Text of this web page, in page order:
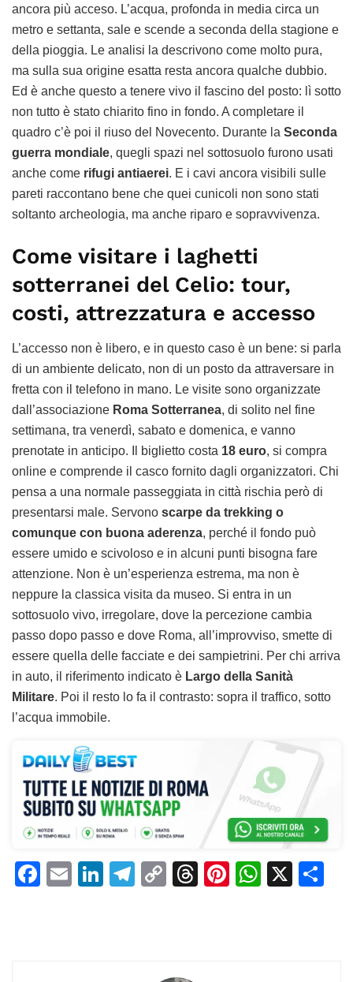
ancora più acceso. L’acqua, profonda in media circa un
metro e settanta, sale e scende a seconda della stagione e
della pioggia. Le analisi la descrivono come molto pura,
ma sulla sua origine esatta resta ancora qualche dubbio.
Ed è anche questo a tenere vivo il fascino del posto: lì sotto
non tutto è stato chiarito fino in fondo. A completare il
quadro c’è poi il riuso del Novecento. Durante la Seconda
guerra mondiale, quegli spazi nel sottosuolo furono usati
anche come rifugi antiaerei. E i cavi ancora visibili sulle
pareti raccontano bene che quei cunicoli non sono stati
soltanto archeologia, ma anche riparo e sopravvivenza.
Come visitare i laghetti
sotterranei del Celio: tour,
costi, attrezzatura e accesso
L’accesso non è libero, e in questo caso è un bene: si parla
di un ambiente delicato, non di un posto da attraversare in
fretta con il telefono in mano. Le visite sono organizzate
dall’associazione Roma Sotterranea, di solito nel fine
settimana, tra venerdì, sabato e domenica, e vanno
prenotate in anticipo. Il biglietto costa 18 euro, si compra
online e comprende il casco fornito dagli organizzatori. Chi
pensa a una normale passeggiata in città rischia però di
presentarsi male. Servono scarpe da trekking o
comunque con buona aderenza, perché il fondo può
essere umido e scivoloso e in alcuni punti bisogna fare
attenzione. Non è un’esperienza estrema, ma non è
neppure la classica visita da museo. Si entra in un
sottosuolo vivo, irregolare, dove la percezione cambia
passo dopo passo e dove Roma, all’improvviso, smette di
essere quella delle facciate e dei sampietrini. Per chi arriva
in auto, il riferimento indicato è Largo della Sanità
Militare. Poi il resto lo fa il contrasto: sopra il traffico, sotto
l’acqua immobile.
F
E
Li T
C
Li
T
Pi W X